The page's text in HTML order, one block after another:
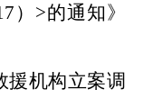
） >的通知》
援机构立案调